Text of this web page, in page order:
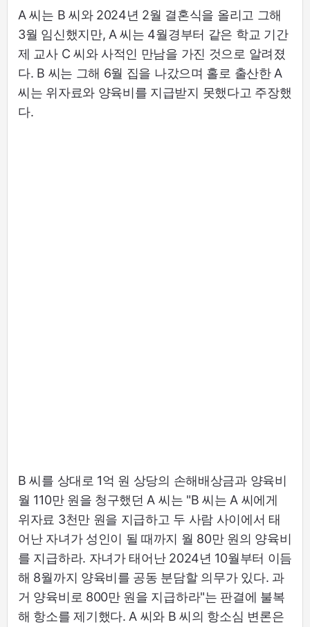
A 씨는 B 씨와 2024년 2월 결혼식을 올리고 그해
3월 임신했지만, A 씨는 4월경부터 같은 학교 기간
제 교사 C 씨와 사적인 만남을 가진 것으로 알려졌
다. B 씨는 그해 6월 집을 나갔으며 홀로 출산한 A
씨는 위자료와 양육비를 지급받지 못했다고 주장했
다.
B 씨를 상대로 1억 원 상당의 손해배상금과 양육비
월 110만 원을 청구했던 A 씨는 "B 씨는 A 씨에게
위자료 3천만 원을 지급하고 두 사람 사이에서 태
어난 자녀가 성인이 될 때까지 월 80만 원의 양육비
를 지급하라. 자녀가 태어난 2024년 10월부터 이듬
해 8월까지 양육비를 공동 분담할 의무가 있다. 과
거 양육비로 800만 원을 지급하라"는 판결에 불복
해 항소를 제기했다. A 씨와 B 씨의 항소심 변론은